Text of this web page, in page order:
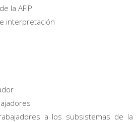
la AFIP
interpretación
a los subsistemas de la